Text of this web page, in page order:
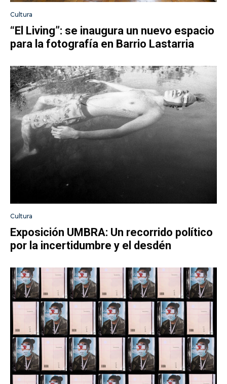
Cultura
“El Living”: se inaugura un nuevo espacio
para la fotografía en Barrio Lastarria
Cultura
Exposición UMBRA: Un recorrido político
por la incertidumbre y el desdén